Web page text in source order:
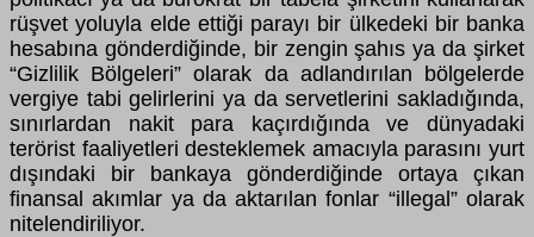
rüşvet yoluyla elde ettiği parayı bir ülkedeki bir banka
hesabına gönderdiğinde, bir zengin şahıs ya da şirket
“Gizlilik Bölgeleri” olarak da adlandırılan bölgelerde
vergiye tabi gelirlerini ya da servetlerini sakladığında,
sınırlardan nakit para kaçırdığında ve dünyadaki
terörist faaliyetleri desteklemek amacıyla parasını yurt
dışındaki bir bankaya gönderdiğinde ortaya çıkan
finansal akımlar ya da aktarılan fonlar “illegal” olarak
nitelendiriliyor.